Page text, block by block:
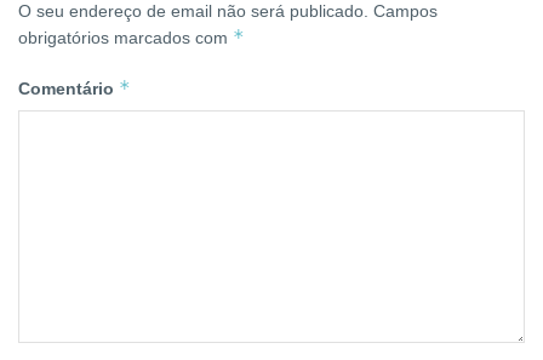
O seu endereço de email não será publicado. Campos
obrigatórios marcados com *
Comentário *